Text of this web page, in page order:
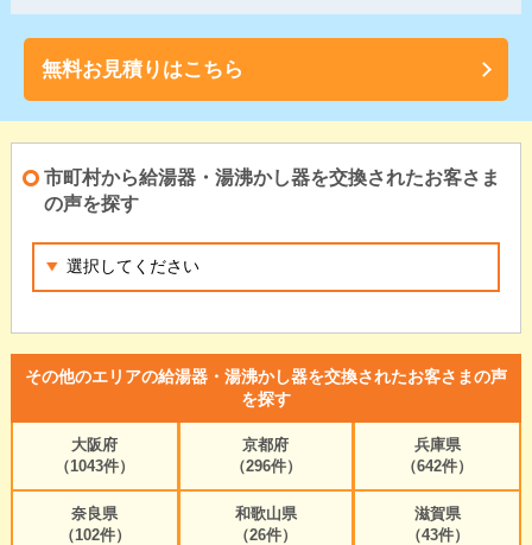
無料お見積りはこちら
市町村から給湯器・湯沸かし器を交換されたお客さま
の声を探す
その他のエリアの給湯器・湯沸かし器を交換されたお客さまの声
を探す
大阪府
（1043件）
京都府
（296件）
兵庫県
（642件）
奈良県
（102件）
和歌山県
（26件）
滋賀県
（43件）